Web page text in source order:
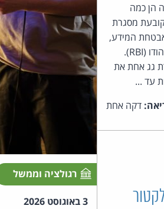
הן כמה
מסגרת
המידע,
שפרסם הבנק המרכזי של הודו (RBI).
גג אחת את
עד ...
דקה אחת
רגולציה וממשל
3 באוגוסט 2026